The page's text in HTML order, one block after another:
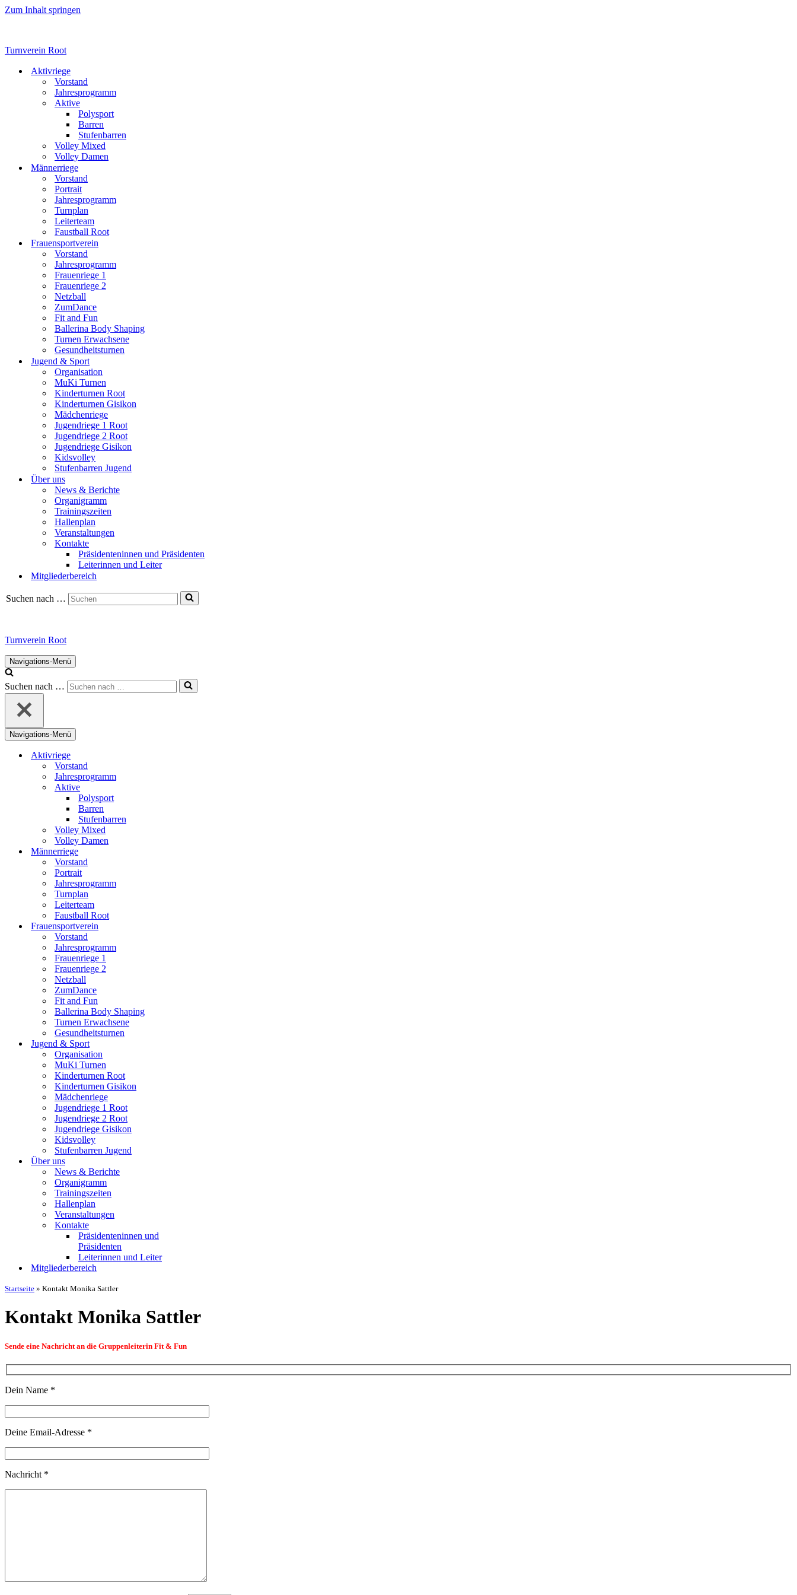
Zum Inhalt springen
Turnverein Root
Aktivriege
Vorstand
Jahresprogramm
Aktive
Polysport
Barren
Stufenbarren
Volley Mixed
Volley Damen
Männerriege
Vorstand
Portrait
Jahresprogramm
Turnplan
Leiterteam
Faustball Root
Frauensportverein
Vorstand
Jahresprogramm
Frauenriege 1
Frauenriege 2
Netzball
ZumDance
Fit and Fun
Ballerina Body Shaping
Turnen Erwachsene
Gesundheitsturnen
Jugend & Sport
Organisation
MuKi Turnen
Kinderturnen Root
Kinderturnen Gisikon
Mädchenriege
Jugendriege 1 Root
Jugendriege 2 Root
Jugendriege Gisikon
Kidsvolley
Stufenbarren Jugend
Über uns
News & Berichte
Organigramm
Trainingszeiten
Hallenplan
Veranstaltungen
Kontakte
Präsidenteninnen und Präsidenten
Leiterinnen und Leiter
Mitgliederbereich
Suchen nach …
Turnverein Root
Navigations-Menü
Suchen nach …
Navigations-Menü
Aktivriege
Vorstand
Jahresprogramm
Aktive
Polysport
Barren
Stufenbarren
Volley Mixed
Volley Damen
Männerriege
Vorstand
Portrait
Jahresprogramm
Turnplan
Leiterteam
Faustball Root
Frauensportverein
Vorstand
Jahresprogramm
Frauenriege 1
Frauenriege 2
Netzball
ZumDance
Fit and Fun
Ballerina Body Shaping
Turnen Erwachsene
Gesundheitsturnen
Jugend & Sport
Organisation
MuKi Turnen
Kinderturnen Root
Kinderturnen Gisikon
Mädchenriege
Jugendriege 1 Root
Jugendriege 2 Root
Jugendriege Gisikon
Kidsvolley
Stufenbarren Jugend
Über uns
News & Berichte
Organigramm
Trainingszeiten
Hallenplan
Veranstaltungen
Kontakte
Präsidenteninnen und
Präsidenten
Leiterinnen und Leiter
Mitgliederbereich
Startseite » Kontakt Monika Sattler
Kontakt Monika Sattler
Sende eine Nachricht an die Gruppenleiterin Fit & Fun
Dein Name *
Deine Email-Adresse *
Nachricht *